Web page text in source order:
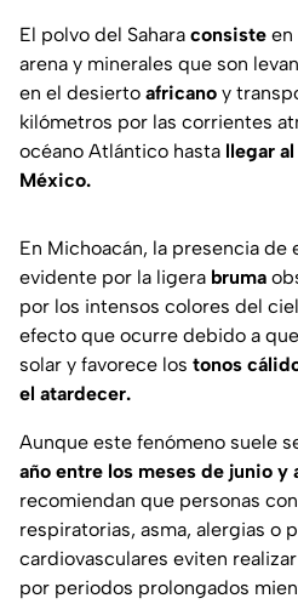
El polvo del Sahara consiste en
arena y minerales que son
en el desierto africano y
kilómetros por las corrientes
océano Atlántico hasta llegar
México.
En Michoacán, la presencia de
evidente por la ligera bruma
por los intensos colores del
efecto que ocurre debido a
solar y favorece los tonos
el atardecer.
Aunque este fenómeno suele
año entre los meses de junio y
recomiendan que personas
respiratorias, asma, alergias o
cardiovasculares eviten
por periodos prolongados